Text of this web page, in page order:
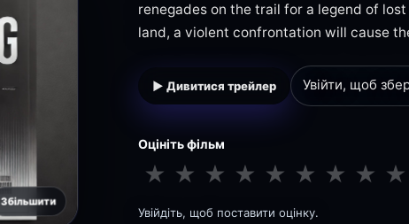
Збільшити
renegades on the trail for a legend of
land, a violent confrontation will cause
▶ Дивитися трейлер Увійти, щоб
Оцініть фільм
★ ★ ★ ★ ★ ★ ★ ★ ★
Увійдіть, щоб поставити оцінку.